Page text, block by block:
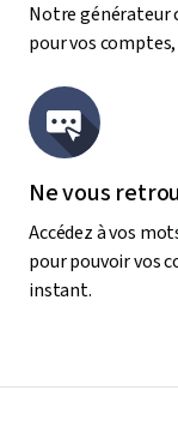
Notre générateur
pour vos
Ne vous
Accédez à vos
pour pouvoir vos
instant.